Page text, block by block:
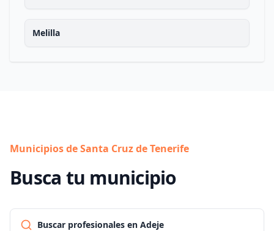
Melilla
Municipios de Santa Cruz de Tenerife
Busca tu municipio
Buscar profesionales en Adeje